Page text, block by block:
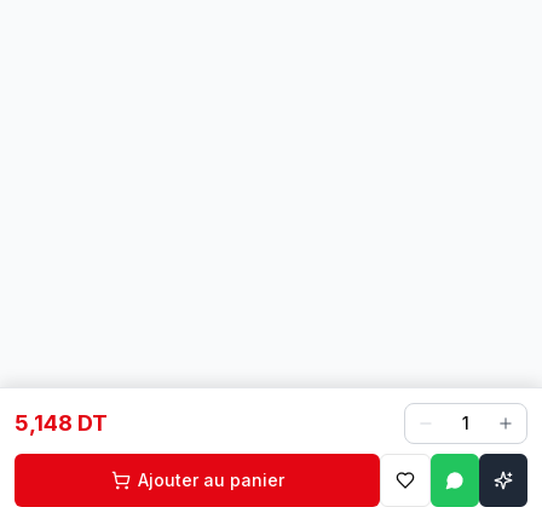
5,148 DT 1
Ajouter au panier